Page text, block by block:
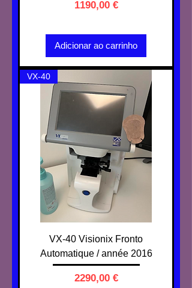
Preço
1190,00 €
Adicionar ao carrinho
VX-40
VX-40 Visionix Fronto
Automatique / année 2016
Preço
2290,00 €